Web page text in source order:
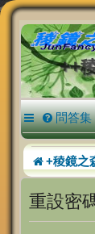
++
問答集
+稜鏡之
重設密